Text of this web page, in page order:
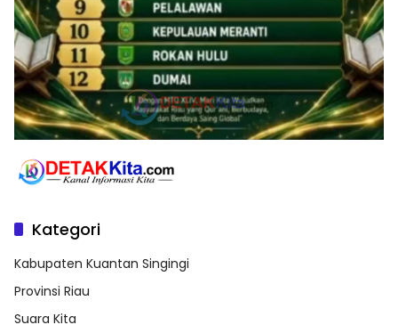
Kategori
Kabupaten Kuantan Singingi
Provinsi Riau
Suara Kita